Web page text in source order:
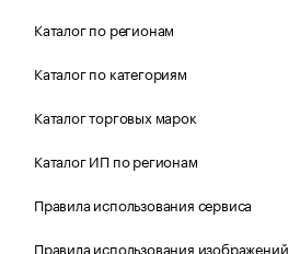
Каталог по регионам
Каталог по категориям
Каталог торговых марок
Каталог ИП по регионам
Правила использования сервиса
Правила использования изображений